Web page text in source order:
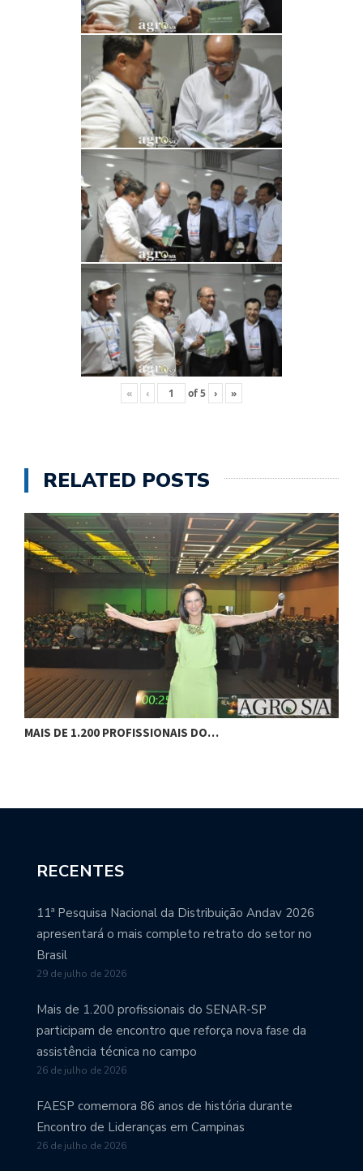
« ‹ of5 › »
RELATED POSTS
MAIS DE 1.200 PROFISSIONAIS DO…
RECENTES
11ª Pesquisa Nacional da Distribuição Andav 2026
apresentará o mais completo retrato do setor no
Brasil
29 de julho de 2026
Mais de 1.200 profissionais do SENAR-SP
participam de encontro que reforça nova fase da
assistência técnica no campo
26 de julho de 2026
FAESP comemora 86 anos de história durante
Encontro de Lideranças em Campinas
26 de julho de 2026